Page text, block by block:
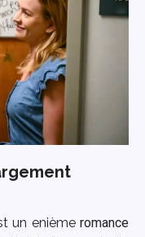
un enièmeromance